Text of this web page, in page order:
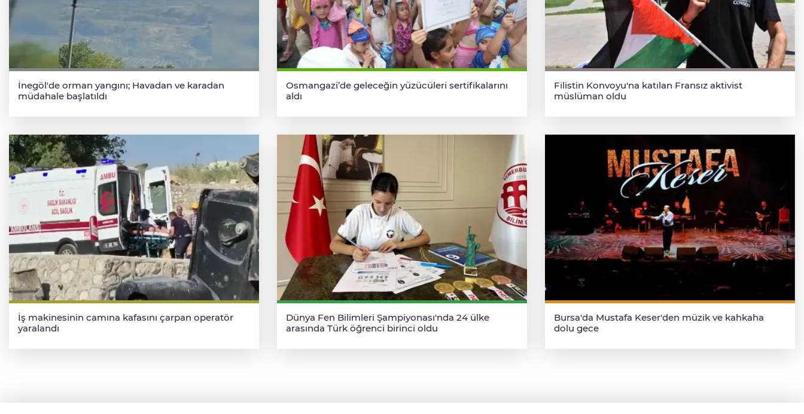
İnegöl'de orman yangını; Havadan ve karadan
müdahale başlatıldı
Osmangazi’de geleceğin yüzücüleri sertifikalarını
aldı
Filistin Konvoyu'na katılan Fransız aktivist
müslüman oldu
İş makinesinin camına kafasını çarpan operatör
yaralandı
Dünya Fen Bilimleri Şampiyonası'nda 24 ülke
arasında Türk öğrenci birinci oldu
Bursa'da Mustafa Keser'den müzik ve kahkaha
dolu gece